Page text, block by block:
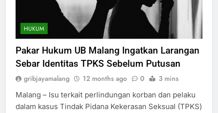
HUKUM
Pakar Hukum UB Malang Ingatkan Larangan
Sebar Identitas TPKS Sebelum Putusan
gribjayamalang 12 months ago 0 3 mins
Malang – Isu terkait perlindungan korban dan pelaku
dalam kasus Tindak Pidana Kekerasan Seksual (TPKS)